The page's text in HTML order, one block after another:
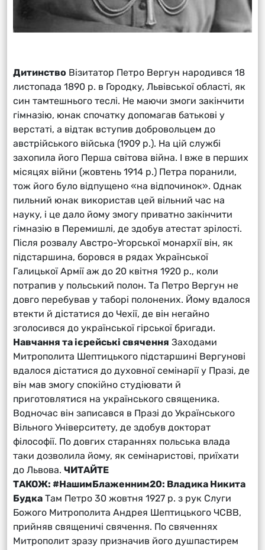
Дитинство Візитатор Петро Вергун народився 18
листопада 1890 р. в Городку, Львівської області, як
син тамтешнього теслі. Не маючи змоги закінчити
гімназію, юнак спочатку допомагав батькові у
верстаті, а відтак вступив добровольцем до
австрійського війська (1909 р.). На цій службі
захопила його Перша світова війна. І вже в перших
місяцях війни (жовтень 1914 р.) Петра поранили,
тож його було відпущено «на відпочинок». Однак
пильний юнак використав цей вільний час на
науку, і це дало йому змогу приватно закінчити
гімназію в Перемишлі, де здобув атестат зрілості.
Після розвалу Австро-Угорської монархії він, як
підстаршина, боровся в рядах Української
Галицької Армії аж до 20 квітня 1920 р., коли
потрапив у польський полон. Та Петро Вергун не
довго перебував у таборі полонених. Йому вдалося
втекти й дістатися до Чехії, де він негайно
зголосився до української гірської бригади.
Навчання та ієрейські свячення Заходами
Митрополита Шептицького підстаршині Вергунові
вдалося дістатися до духовної семінарії у Празі, де
він мав змогу спокійно студіювати й
приготовлятися на українського священика.
Водночас він записався в Празі до Українського
Вільного Університету, де здобув докторат
філософії. По довгих стараннях польська влада
таки дозволила йому, як семінаристові, приїхати
до Львова. ЧИТАЙТЕ
ТАКОЖ: #НашимБлаженним20: Владика Никита
Будка Там Петро 30 жовтня 1927 р. з рук Слуги
Божого Митрополита Андрея Шептицького ЧСВВ,
прийняв священичі свячення. По свяченнях
Митрополит зразу призначив його душпастирем